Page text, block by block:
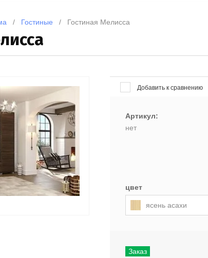
   /
Гостиные
   /   Гостиная Мелисса
Добавить к сравнению
Артикул:
нет
цвет
ясень асахи
Заказ